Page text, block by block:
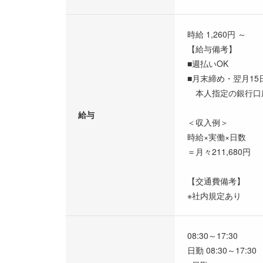
給与
時給 1,260円 ～
【給与備考】
■週払いOK
■月末締め・翌月15
本人指定の銀行口
＜収入例＞
時給×実働×日数
＝月々211,680円
【交通費備考】
※社内規定あり
08:30～17:30
日勤 08:30～17:30